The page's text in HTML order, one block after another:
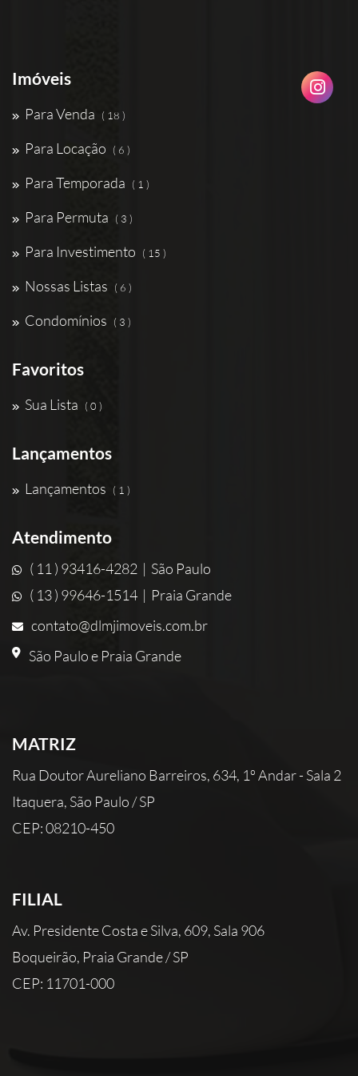
Imóveis
Para Venda ( 18 )
Para Locação ( 6 )
Para Temporada ( 1 )
Para Permuta ( 3 )
Para Investimento ( 15 )
Nossas Listas ( 6 )
Condomínios ( 3 )
Favoritos
Sua Lista ( 0 )
Lançamentos
Lançamentos ( 1 )
Atendimento
( 11 ) 93416-4282 | São Paulo
( 13 ) 99646-1514 | Praia Grande
contato@dlmjimoveis.com.br
São Paulo e Praia Grande
MATRIZ
Rua Doutor Aureliano Barreiros, 634, 1º Andar - Sala 2
Itaquera, São Paulo / SP
CEP: 08210-450
FILIAL
Av. Presidente Costa e Silva, 609, Sala 906
Boqueirão, Praia Grande / SP
CEP: 11701-000